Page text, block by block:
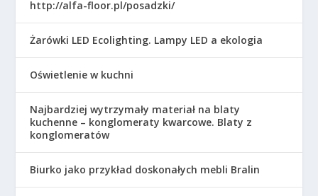
http://alfa-floor.pl/posadzki/
Żarówki LED Ecolighting. Lampy LED a ekologia
Oświetlenie w kuchni
Najbardziej wytrzymały materiał na blaty
kuchenne – konglomeraty kwarcowe. Blaty z
konglomeratów
Biurko jako przykład doskonałych mebli Bralin